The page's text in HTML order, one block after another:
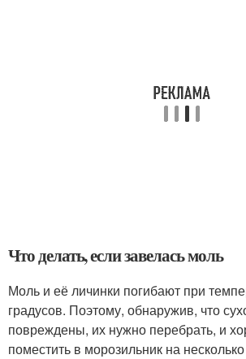
Что делать, если завелась моль
Моль и её личинки погибают при
градусов. Поэтому, обнаружив, что
повреждены, их нужно перебрать, и
поместить в морозильник на